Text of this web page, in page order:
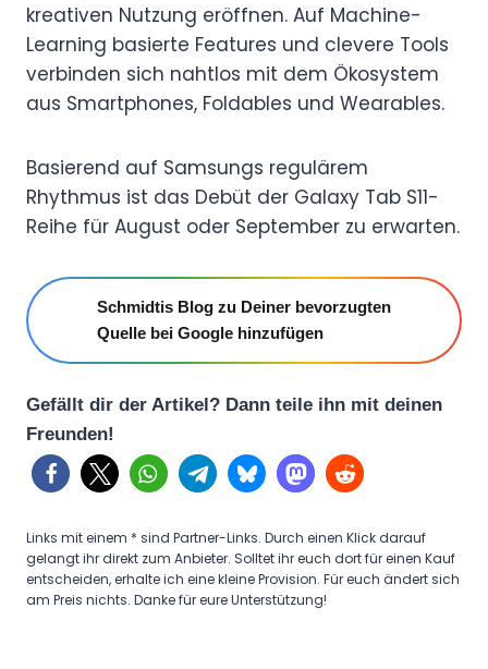
kreativen Nutzung eröffnen. Auf Machine-
Learning basierte Features und clevere Tools
verbinden sich nahtlos mit dem Ökosystem
aus Smartphones, Foldables und Wearables.
Basierend auf Samsungs regulärem
Rhythmus ist das Debüt der Galaxy Tab S11-
Reihe für August oder September zu erwarten.
Schmidtis Blog zu Deiner bevorzugten
Quelle bei Google hinzufügen
Gefällt dir der Artikel? Dann teile ihn mit deinen
Freunden!
Links mit einem * sind Partner-Links. Durch einen Klick darauf
gelangt ihr direkt zum Anbieter. Solltet ihr euch dort für einen Kauf
entscheiden, erhalte ich eine kleine Provision. Für euch ändert sich
am Preis nichts. Danke für eure Unterstützung!